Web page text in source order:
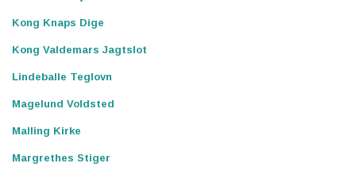
Kong Knaps Dige
Kong Valdemars Jagtslot
Lindeballe Teglovn
Magelund Voldsted
Malling Kirke
Margrethes Stiger